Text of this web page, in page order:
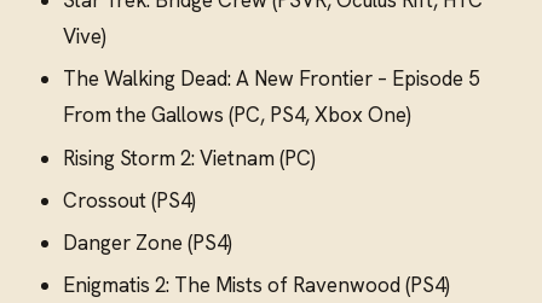
Vive)
The Walking Dead: A New Frontier – Episode 5
From the Gallows (PC, PS4, Xbox One)
Rising Storm 2: Vietnam (PC)
Crossout (PS4)
Danger Zone (PS4)
Enigmatis 2: The Mists of Ravenwood (PS4)